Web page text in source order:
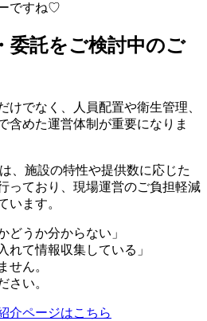
ですね♡
委託をご検討中のご
けでなく、人員配置や衛生管理、
含めた運営体制が重要になりま
、施設の特性や提供数に応じた
っており、現場運営のご負担軽減
います。
どうか分からない」
れて情報収集している」
せん。
さい。
介ページはこちら